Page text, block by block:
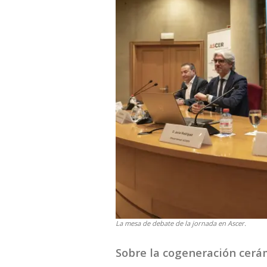
La mesa de debate de la jornada en Ascer.
Sobre la cogeneración